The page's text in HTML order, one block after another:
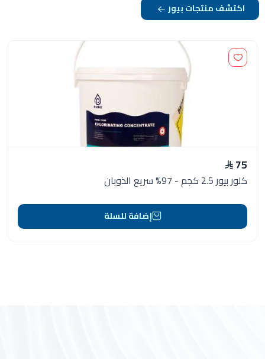
اكتشف منتجات بيور
75
كلور بيور 2.5 كجم - 97% سريع الذوبان
إضافة للسلة